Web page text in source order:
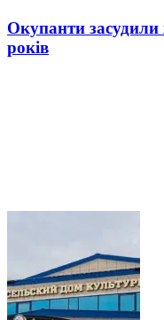
Окупанти
років